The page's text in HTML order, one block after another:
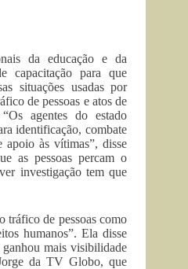
da educação e da
capacitação para que
situações usadas por
de pessoas e atos de
agentes do estado
identificação, combate
apoio às vítimas”, disse
as pessoas percam o
investigação tem que
de pessoas como
humanos”. Ela disse
mais visibilidade
da TV Globo, que